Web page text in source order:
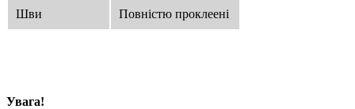
Шви Повністю проклеені
Увага!